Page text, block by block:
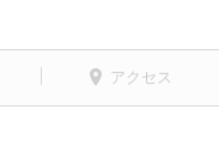
アクセス